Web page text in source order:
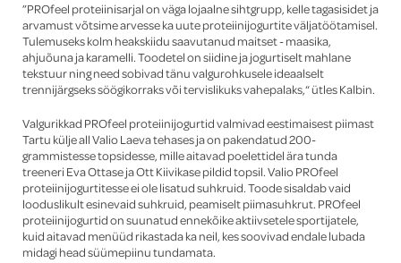
”PROfeel proteiinisarjal on väga lojaalne sihtgrupp, kelle tagasisidet ja
arvamust võtsime arvesse ka uute proteiinijogurtite väljatöötamisel.
Tulemuseks kolm heakskiidu saavutanud maitset - maasika,
ahjuõuna ja karamelli. Toodetel on siidine ja jogurtiselt mahlane
tekstuur ning need sobivad tänu valgurohkusele ideaalselt
trennijärgseks söögikorraks või tervislikuks vahepalaks,“ ütles Kalbin.
Valgurikkad PROfeel proteiinijogurtid valmivad eestimaisest piimast
Tartu külje all Valio Laeva tehases ja on pakendatud 200-
grammistesse topsidesse, mille aitavad poelettidel ära tunda
treeneri Eva Ottase ja Ott Kiivikase pildid topsil. Valio PROfeel
proteiinijogurtitesse ei ole lisatud suhkruid. Toode sisaldab vaid
looduslikult esinevaid suhkruid, peamiselt piimasuhkrut. PROfeel
proteiinijogurtid on suunatud ennekõike aktiivsetele sportijatele,
kuid aitavad menüüd rikastada ka neil, kes soovivad endale lubada
midagi head süümepiinu tundamata.